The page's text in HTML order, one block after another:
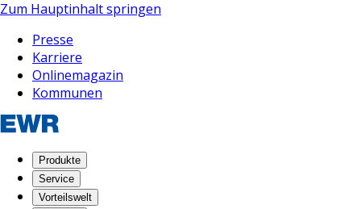
Zum Hauptinhalt springen
Presse
Karriere
Onlinemagazin
Kommunen
Produkte
Service
Vorteilswelt